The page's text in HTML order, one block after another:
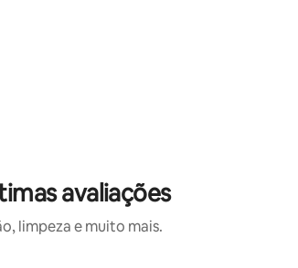
avaliações
limpeza e muito mais.